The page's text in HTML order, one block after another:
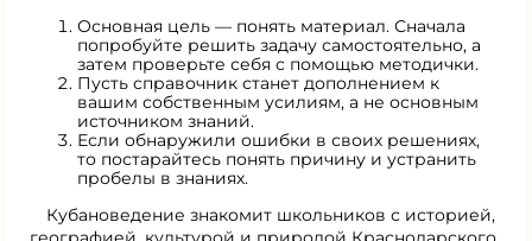
Основная цель — понять материал. Сначала
попробуйте решить задачу самостоятельно, а
затем проверьте себя с помощью методички.
Пусть справочник станет дополнением к
вашим собственным усилиям, а не основным
источником знаний.
Если обнаружили ошибки в своих решениях,
то постарайтесь понять причину и устранить
пробелы в знаниях.
Кубановедение знакомит школьников с историей,